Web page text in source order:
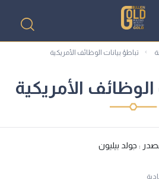
تباطؤ بيانات الوظائف الأمريكية
الوظائف الأمريكية
: جولد بيليون